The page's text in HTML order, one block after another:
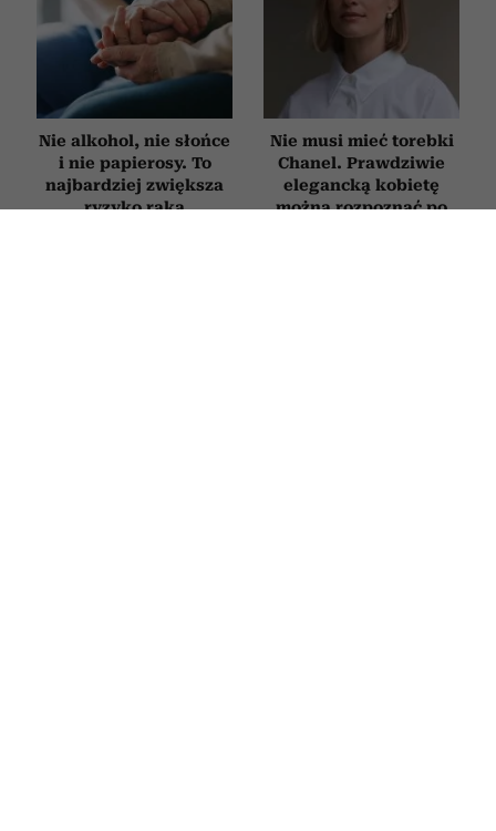
Nie alkohol, nie słońce
i nie papierosy. To
najbardziej zwiększa
ryzyko raka
Nie musi mieć torebki
Chanel. Prawdziwie
elegancką kobietę
można rozpoznać po